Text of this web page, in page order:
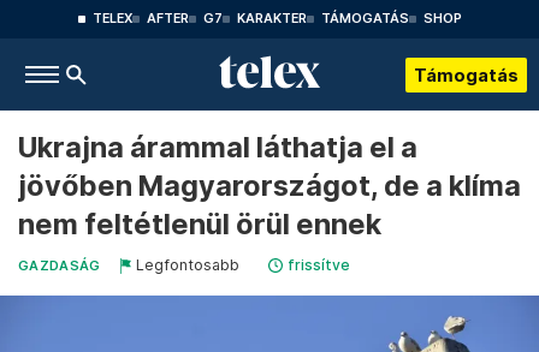
TELEX AFTER G7 KARAKTER TÁMOGATÁS SHOP
Támogatás
Ukrajna árammal láthatja el a
jövőben Magyarországot, de a klíma
nem feltétlenül örül ennek
GAZDASÁG Legfontosabb frissítve